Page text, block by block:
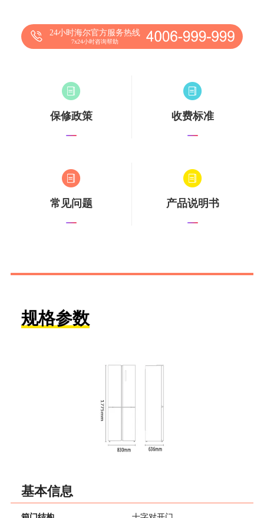
24小时海尔官方服务热线
7x24小时咨询帮助
保修政策 收费标准
常见问题 产品说明书
规格参数
基本信息